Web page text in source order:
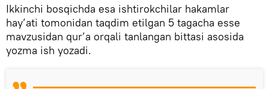
Ikkinchi bosqichda esa ishtirokchilar hakamlar
hay’ati tomonidan taqdim etilgan 5 tagacha esse
mavzusidan qur’a orqali tanlangan bittasi asosida
yozma ish yozadi.